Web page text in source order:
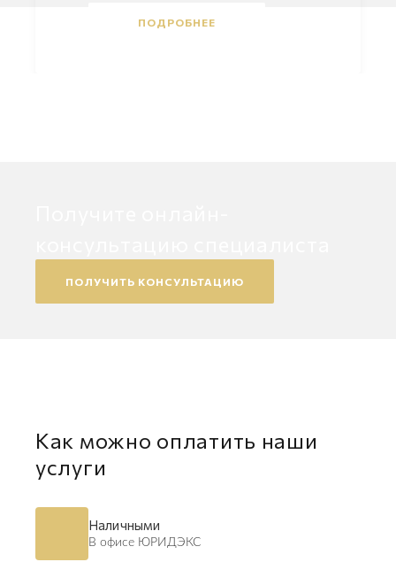
ПОДРОБНЕЕ
ПОЛУЧИТЬ КОНСУЛЬТАЦИЮ
Как можно оплатить наши
услуги
Наличными
В офисе ЮРИДЭКС